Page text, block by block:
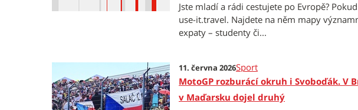
Jste mladí a rádi cestujete po Evropě?
use-it.travel. Najdete na něm mapy
expaty – studenty či...
11. června 2026Sport
MotoGP rozburácí okruh i Svoboďák. V
v Maďarsku dojel druhý